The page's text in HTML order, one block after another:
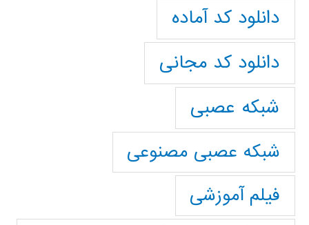
دانلود کد آماده
دانلود کد مجانی
شبکه عصبی
شبکه عصبی مصنوعی
فیلم آموزشی